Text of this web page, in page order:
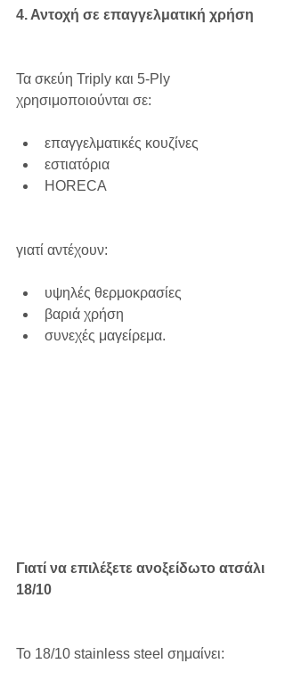
4. Αντοχή σε επαγγελματική χρήση
Τα σκεύη Triply και 5-Ply
χρησιμοποιούνται σε:
επαγγελματικές κουζίνες
εστιατόρια
HORECA
γιατί αντέχουν:
υψηλές θερμοκρασίες
βαριά χρήση
συνεχές μαγείρεμα.
Γιατί να επιλέξετε ανοξείδωτο ατσάλι
18/10
Το 18/10 stainless steel σημαίνει: